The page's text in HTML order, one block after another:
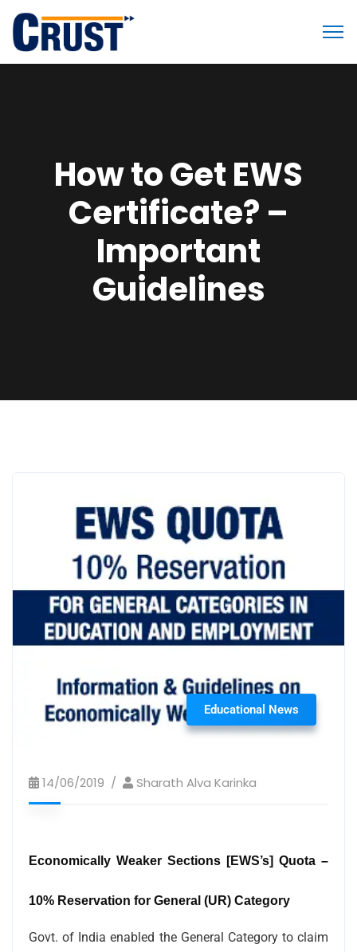
How to Get EWS
Certificate? –
Important
Guidelines
Educational News
14/06/2019 Sharath Alva Karinka
Economically Weaker Sections [EWS’s] Quota –
10% Reservation for General (UR) Category
Govt. of India enabled the General Category to claim